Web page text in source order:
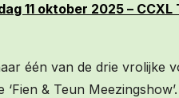
11 oktober 2025 –
één van de drie vrolijke
‘Fien & Teun